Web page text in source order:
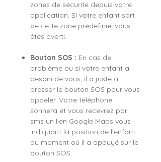
zones de sécurité depuis votre
application. Si votre enfant sort
de cette zone prédéfinie, vous
êtes averti.
Bouton SOS : En cas de
problème ou si votre enfant a
besoin de vous, il a juste à
presser le bouton SOS pour vous
appeler. Votre téléphone
sonnera et vous recevrez par
sms un lien Google Maps vous
indiquant la position de l'enfant
au moment où il a appuyé sur le
bouton SOS.